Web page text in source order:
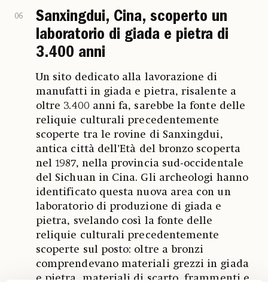
06
Sanxingdui, Cina, scoperto un
laboratorio di giada e pietra di
3.400 anni
Un sito dedicato alla lavorazione di
manufatti in giada e pietra, risalente a
oltre 3.400 anni fa, sarebbe la fonte delle
reliquie culturali precedentemente
scoperte tra le rovine di Sanxingdui,
antica città dell’Età del bronzo scoperta
nel 1987, nella provincia sud-occidentale
del Sichuan in Cina. Gli archeologi hanno
identificato questa nuova area con un
laboratorio di produzione di giada e
pietra, svelando così la fonte delle
reliquie culturali precedentemente
scoperte sul posto: oltre a bronzi
comprendevano materiali grezzi in giada
e pietra, materiali di scarto, frammenti e